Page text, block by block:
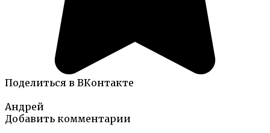
Поделиться в ВКонтакте
Андрей
Добавить комментарии